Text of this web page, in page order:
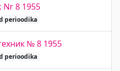
Nr 8 1955
perioodika
№ 8 1955
perioodika